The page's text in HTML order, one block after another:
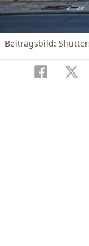
Beitragsbild: